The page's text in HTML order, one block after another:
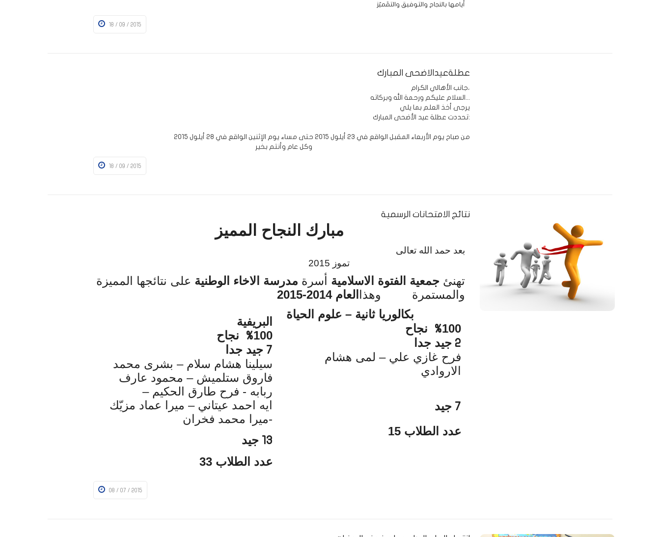
أيامها بالنجاح والتوفيق والتمّميّز
18 / 09 / 2015
عطلةعيدالاضحى المبارك
جانب الأهالي الكرام،
يرجى أخذ العلم بما يلي
تحددت عطلة عيد الأضحى المبارك:
من صباح يوم الأربعاء المقبل الواقع في 23 أيلول 2015 حتى مساء يوم الإثنين الواقع في 28 أيلول 2015
وكل عام وأنتم بخير
18 / 09 / 2015
نتائج الامتحانات الرسمية
مبارك النجاح المميز
بعد حمد الله تعالى
تموز 2015
تهنئ جمعية الفتوة الاسلامية أسرة مدرسة الاخاء الوطنية على نتائجها المميزة
والمستمرة
وهذا العام 2014- 2015
البريفية
100
% نجاح
7 جيد جدا
سيلينا هشام سلام – بشرى محمد
فاروق ستلميش – محمود عارف
ربابه - فرح طارق الحكيم –
ايه احمد عيتاني – ميرا عماد مزيّك
-ميرا محمد فخران
13 جيد
عدد الطلاب 33
بكالوريا ثانية – علوم الحياة
100
% نجاح
2 جيد جدا
فرح غازي علي – لمى هشام
الاروادي
7 جيد
عدد الطلاب 15
08 / 07 / 2015